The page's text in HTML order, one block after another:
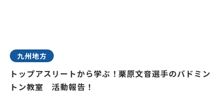
九州地方
トップアスリートから学ぶ！栗原文音選手のバドミン
トン教室 活動報告！